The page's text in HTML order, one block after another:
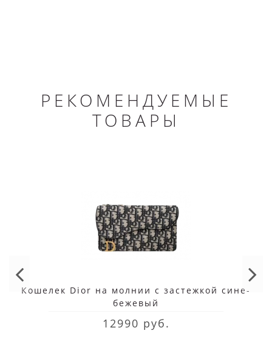
РЕКОМЕНДУЕМЫЕ
ТОВАРЫ
Кошелек Dior на молнии с застежкой сине-
бежевый
12990 руб.